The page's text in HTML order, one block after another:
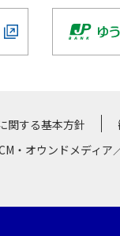
関する基本方針
・オウンドメディア